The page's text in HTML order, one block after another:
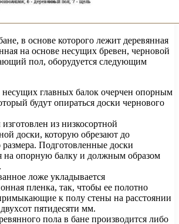
в основе которого лежит деревянная
на основе несущих бревен, черновой
пол, оборудуется следующим
главных балок очерчен опорным
будут опираться доски чернового
из низкосортной
доски, которую обрезают до
размера. Подготовленные доски
на опорную балку и должным образом
ложе укладывается
пленка, так, чтобы ее полотно
к полу стены на расстоянии
пятидесяти мм.
пола в бане производится либо